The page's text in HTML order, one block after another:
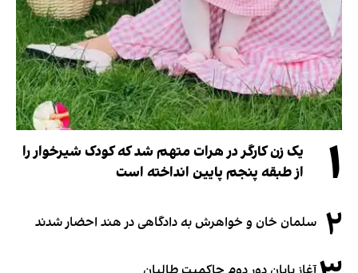
۱
یک زن کارگر در هرات متهم شد که کودک شیرخوار را
از طبقه پنجم پایین انداخته است
۲ سلمان خان و خواهرش به دادگاهی در هند احضار شدند